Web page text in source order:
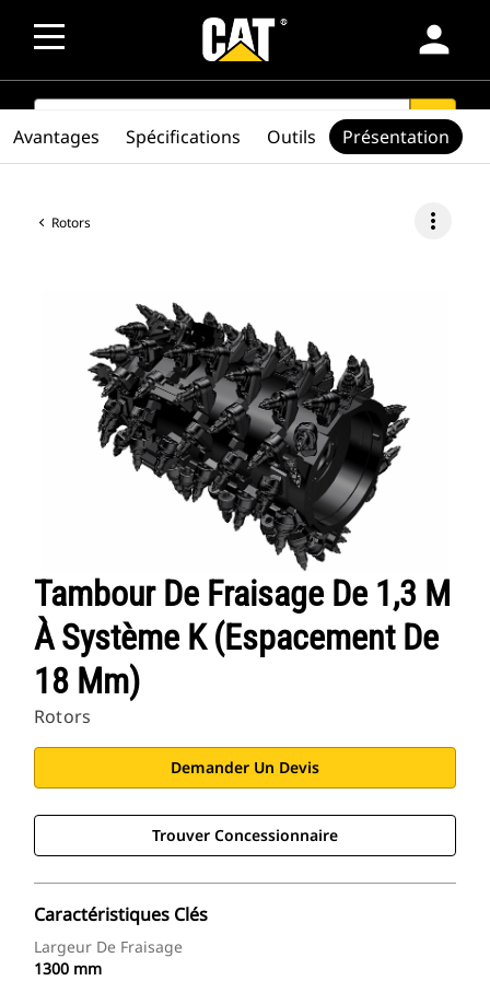
person
SEARCH search
Rotors more_vert
Tambour De Fraisage De 1,3 M
À Système K (espacement De
18 Mm)
Rotors
Demander Un Devis
Trouver Concessionnaire
Caractéristiques Clés
Largeur De Fraisage
1300 mm
Avantages Spécifications Outils Présentation